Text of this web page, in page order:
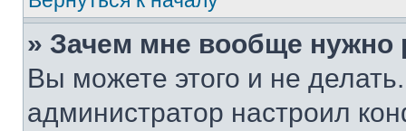
» Зачем мне вообще нужно
Вы можете этого и не
администратор настроил